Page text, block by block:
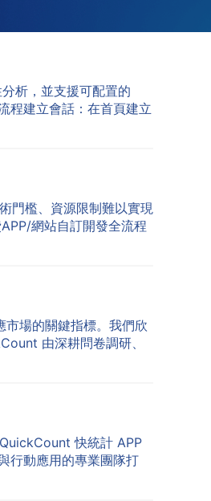
析，並支援可配置的
程建立會話：在首頁建立
門檻、資源限制難以實現
網站自訂開發全流程
場的關鍵指標。我們欣
由深耕問卷調研、
快統計 APP
行動應用的專業團隊打